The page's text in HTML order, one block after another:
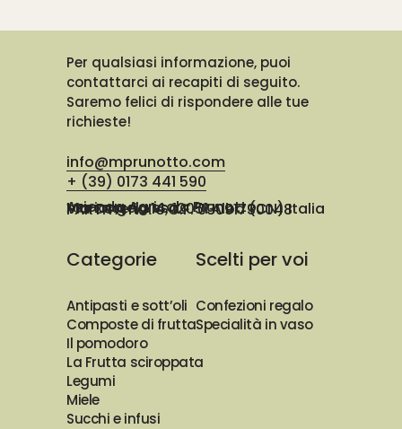
Per qualsiasi informazione, puoi
contattarci ai recapiti di seguito.
Saremo felici di rispondere alle tue
richieste!
info@mprunotto.com
+ (39) 0173 441 590
Azienda Agricola Prunotto Mariangela ssa
Via Osteria 14, 12051 Alba (CN) Italia
PARTITA IVA e C.F. 03091730048
Categorie
Antipasti e sott’oli
Composte di frutta
Il pomodoro
La Frutta sciroppata
Legumi
Miele
Succhi e infusi
Scelti per voi
Confezioni regalo
Specialità in vaso